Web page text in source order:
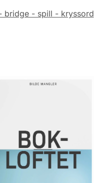
bridge - spill - kryssord